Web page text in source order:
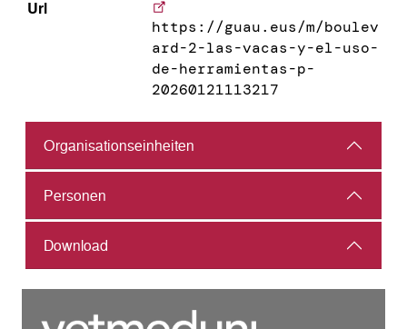
Url
https://guau.eus/m/boulev
ard-2-las-vacas-y-el-uso-
de-herramientas-p-
20260121113217
Organisations­einheiten
Personen
Download